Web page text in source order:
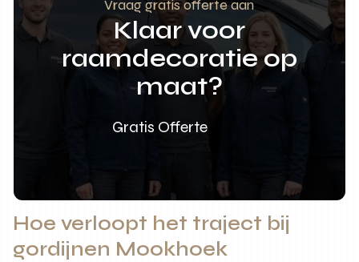
Vraag gratis offerte aan
Klaar voor
raamdecoratie op
maat?
Gratis Offerte
Hoe verloopt het traject bij
gordijnen Mookhoek